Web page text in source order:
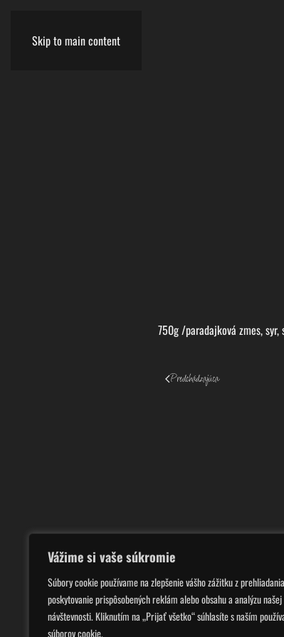
Vážime si vaše súkromie
Súbory cookie používame na zlepšenie vášho zážitku z
poskytovanie prispôsobených reklám alebo obsahu a analýzu našej
návštevnosti. Kliknutím na „Prijať všetko“ súhlasíte s naším
súborov cookie.
Skip to main content
750g /paradajková zmes,
Predchádzajúca